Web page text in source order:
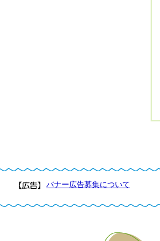
バナー広告募集について